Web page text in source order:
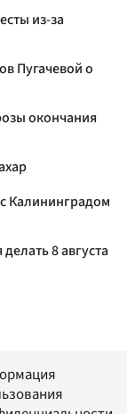
из-за
Пугачевой о
окончания
Калининградом
8 августа